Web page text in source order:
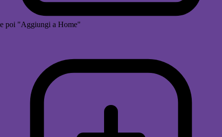
e poi "Aggiungi a Home"